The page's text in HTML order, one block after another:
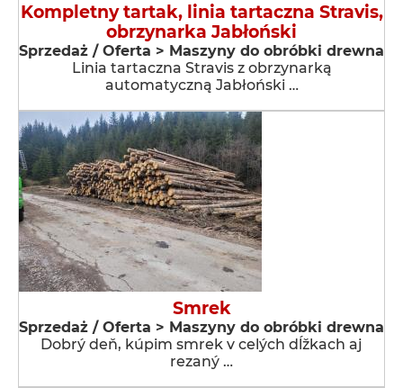
Kompletny tartak, linia tartaczna Stravis,
obrzynarka Jabłoński
Sprzedaż / Oferta > Maszyny do obróbki drewna
Linia tartaczna Stravis z obrzynarką
automatyczną Jabłoński …
Smrek
Sprzedaż / Oferta > Maszyny do obróbki drewna
Dobrý deň, kúpim smrek v celých dĺžkach aj
rezaný …